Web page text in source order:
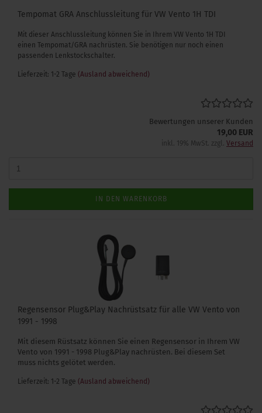
Tempomat GRA Anschlussleitung für VW Vento 1H TDI
Mit dieser Anschlussleitung können Sie in Ihrem VW Vento 1H TDI
einen Tempomat/GRA nachrüsten. Sie benötigen nur noch einen
passenden Lenkstockschalter.
Lieferzeit: 1-2 Tage (Ausland abweichend)
Bewertungen unserer Kunden
19,00 EUR
inkl. 19% MwSt. zzgl. Versand
IN DEN WARENKORB
Regensensor Plug&Play Nachrüstsatz für alle VW Vento von
1991 - 1998
Mit diesem Rüstsatz können Sie einen Regensensor in Ihrem VW
Vento von 1991 - 1998 Plug&Play nachrüsten. Bei diesem Set
muss nichts gelötet werden.
Lieferzeit: 1-2 Tage (Ausland abweichend)